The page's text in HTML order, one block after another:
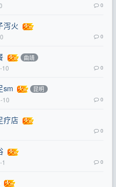
0
泻火
0
曲靖
10 0
sm 昆明
10 0
疗店
0
0